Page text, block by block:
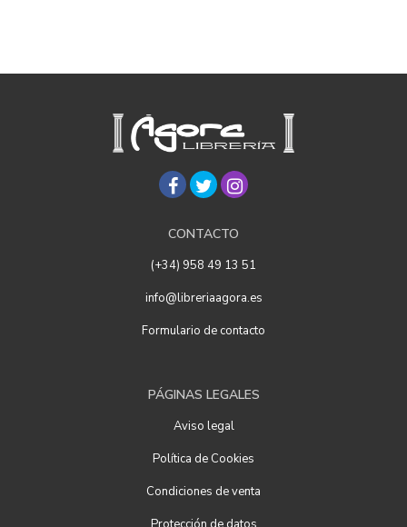
CONTACTO
(+34) 958 49 13 51
info@libreriaagora.es
Formulario de contacto
PÁGINAS LEGALES
Aviso legal
Política de Cookies
Condiciones de venta